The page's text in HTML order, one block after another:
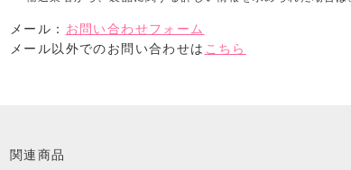
メール： お問い合わせフォーム
メール以外でのお問い合わせは こちら
関連商品